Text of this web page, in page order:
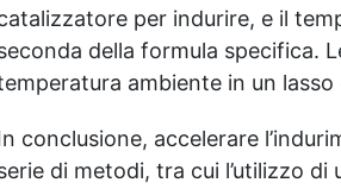
per indurire, e il
della formula specifica.
ambiente in un
conclusione, accelerare
di metodi, tra cui l’utilizzo di